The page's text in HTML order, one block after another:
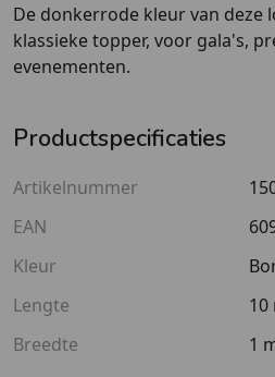
De donkerrode kleur van deze
klassieke topper, voor gala's,
evenementen.
Productspecificaties
Artikelnummer
EAN
Kleur
Lengte
10
Breedte
1